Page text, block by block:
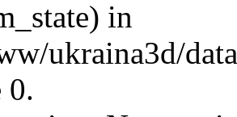
in
ukraina3d/
0.